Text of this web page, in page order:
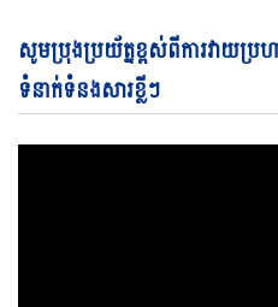
សូមប្រុងប្រយ័ត្នខ្ពស់ពីការវាយប្រ
ទំនាក់ទំនងសារខ្លីៗ